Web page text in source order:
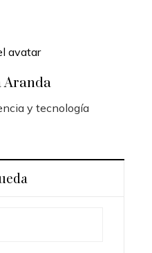
Aranda
y tecnología